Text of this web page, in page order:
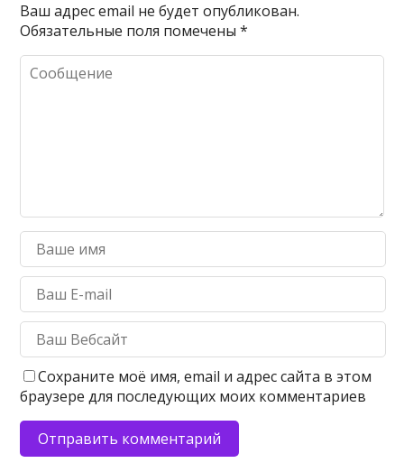
Ваш адрес email не будет опубликован.
Обязательные поля помечены*
Сохраните моё имя, email и адрес сайта в этом
браузере для последующих моих комментариев